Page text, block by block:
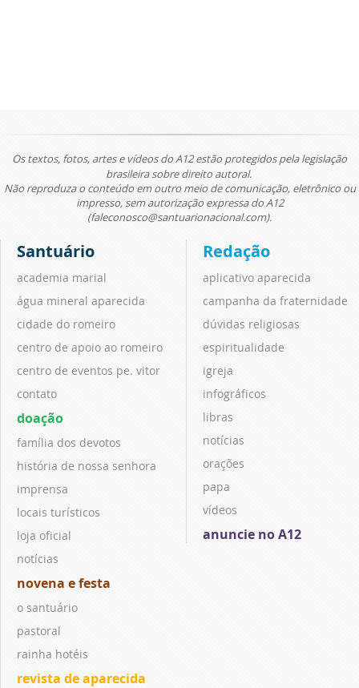
Os textos, fotos, artes e vídeos do A12 estão protegidos pela legislação
brasileira sobre direito autoral.
Não reproduza o conteúdo em outro meio de comunicação, eletrônico ou
impresso, sem autorização expressa do A12
(faleconosco@santuarionacional.com).
Santuário
academia marial
água mineral aparecida
cidade do romeiro
centro de apoio ao romeiro
centro de eventos pe. vitor
contato
doação
família dos devotos
história de nossa senhora
imprensa
locais turísticos
loja oficial
notícias
novena e festa
o santuário
pastoral
rainha hotéis
revista de aparecida
Redação
aplicativo aparecida
campanha da fraternidade
dúvidas religiosas
espiritualidade
igreja
infográficos
libras
notícias
orações
papa
vídeos
anuncie no A12